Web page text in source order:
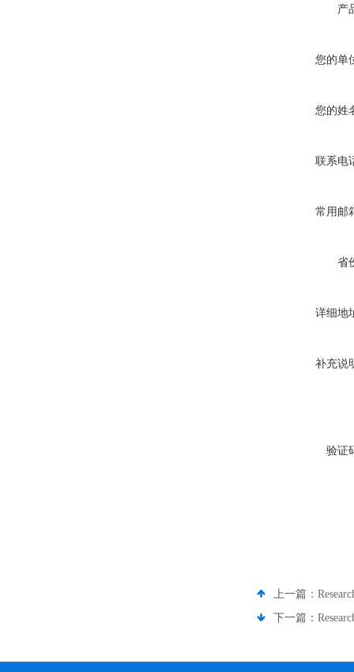
产
您的单
您的姓
联系电
常用邮
省
详细地
补充说
验证
上一篇：
下一篇：